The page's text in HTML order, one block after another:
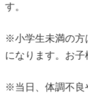
す。
※小学生未満の方
になります。お子
※当日、体調不良